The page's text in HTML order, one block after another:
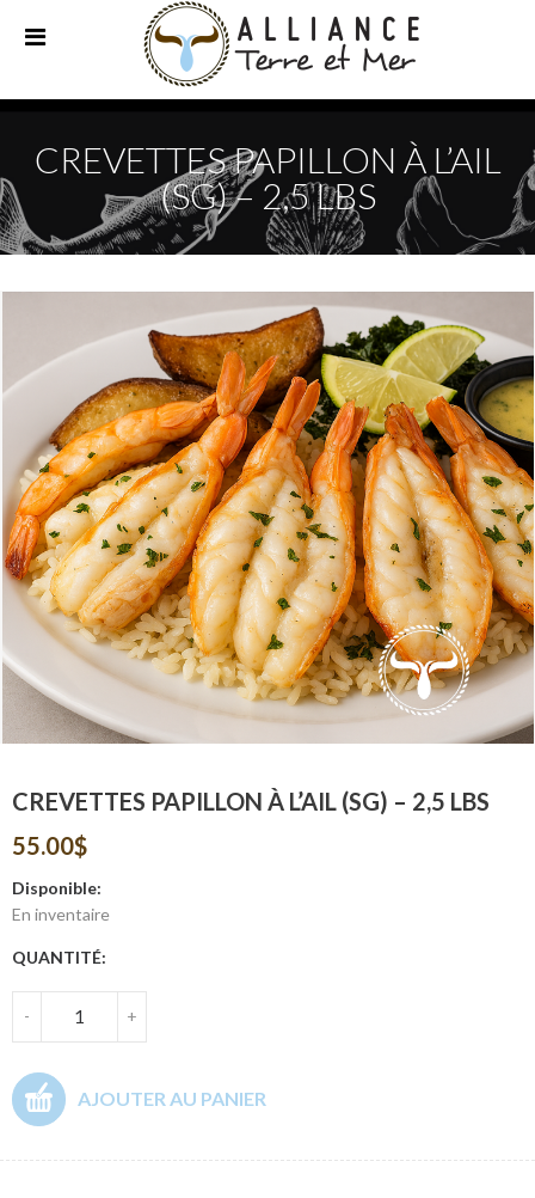
CREVETTES PAPILLON À L’AIL
(SG) – 2,5 LBS
CREVETTES PAPILLON À L’AIL (SG) – 2,5 LBS
55.00$
Disponible:
En inventaire
QUANTITÉ:
- +
AJOUTER AU PANIER